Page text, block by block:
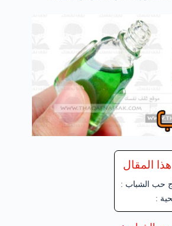
المقال
حب الشباب :
: